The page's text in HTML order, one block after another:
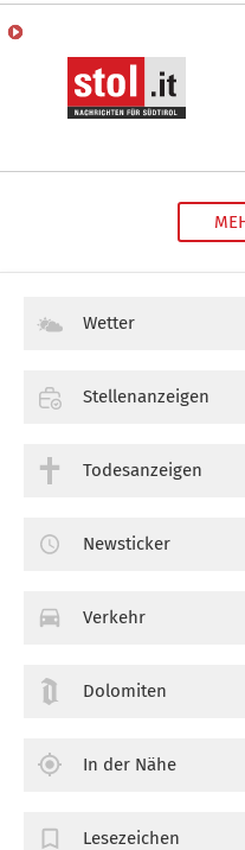
Wetter
Stellenanzeigen
Todesanzeigen
Newsticker
Verkehr
Dolomiten
In der Nähe
Lesezeichen